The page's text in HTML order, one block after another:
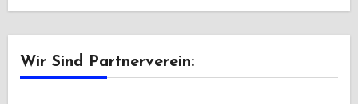
Wir Sind Partnerverein: